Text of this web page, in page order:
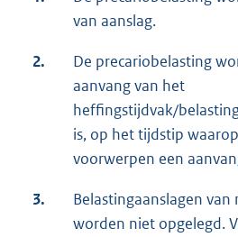
van aanslag.
2.
De precariobelasting
aanvang van het
heffingstijdvak/
is, op het tijdstip
voorwerpen een
3.
Belastingaanslagen
worden niet opgelegd.